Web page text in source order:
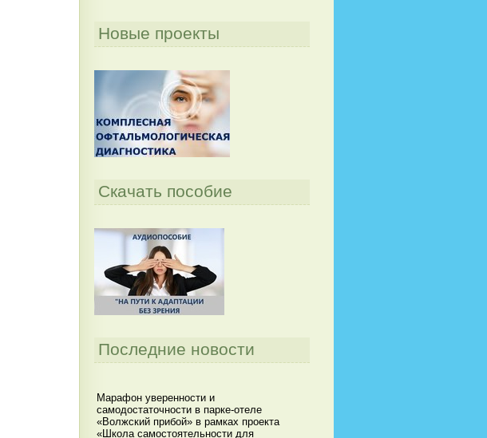
Новые проекты
Скачать пособие
Последние новости
Марафон уверенности и
самодостаточности в парке-отеле
«Волжский прибой» в рамках проекта
«Школа самостоятельности для